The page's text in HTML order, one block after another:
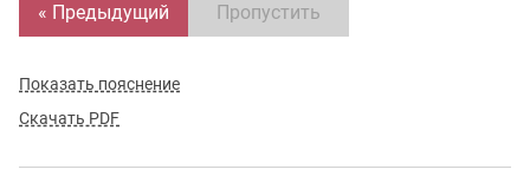
« Предыдущий Пропустить
Показать пояснение
Скачать PDF